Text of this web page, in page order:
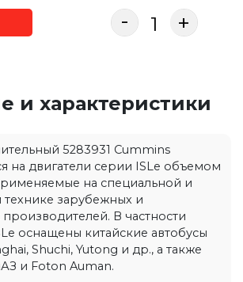
- +
и характеристики
5283931 Cummins
на двигатели серии ISLe объемом
на специальной и
зарубежных и
производителей. В частности
оснащены китайские автобусы
Shuchi, Yutong и др., а также
и Foton Auman.